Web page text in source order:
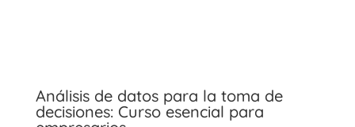
Análisis de datos para la toma de
decisiones: Curso esencial para